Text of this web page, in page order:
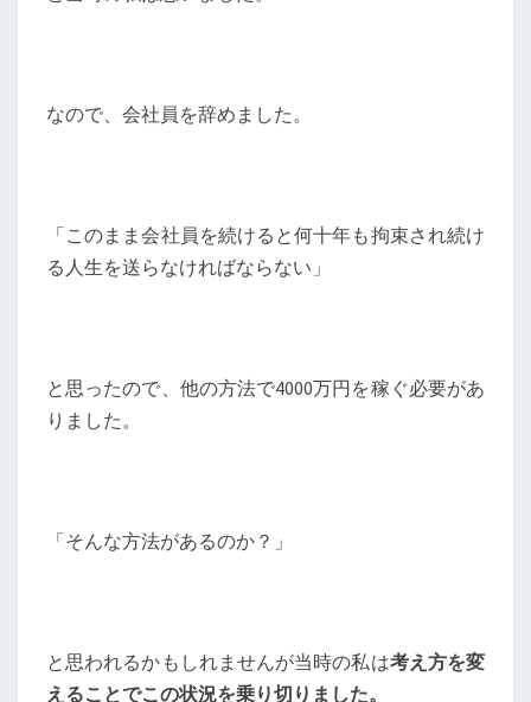
なので、会社員を辞めました。
「このまま会社員を続けると何十年も拘束され続け
る人生を送らなければならない」
と思ったので、他の方法で4000万円を稼ぐ必要があ
りました。
「そんな方法があるのか？」
と思われるかもしれませんが当時の私は考え方を変
えることでこの状況を乗り切りました。